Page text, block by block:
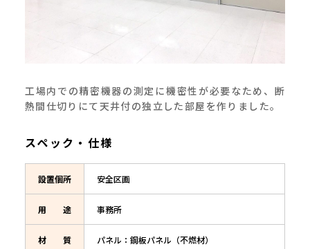
工場内での精密機器の測定に機密性が必要なため、断
熱間仕切りにて天井付の独立した部屋を作りました。
スペック・仕様
設置個所 安全区画
用途 事務所
材質 パネル：鋼板パネル（不燃材）